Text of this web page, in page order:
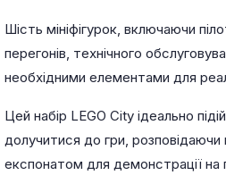
Шість мініфігурок, включаючи
перегонів, технічного
необхідними елементами для
Цей набір LEGO City ідеально
долучитися до гри,
експонатом для демонстрації на